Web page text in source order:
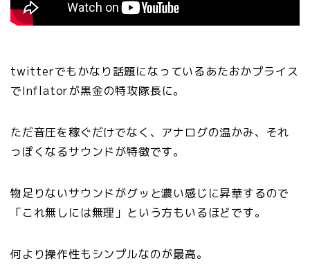
twitterでもかなり話題になっているあたおかプライス
でInflatorが黒金の特攻隊長に。
ただ音圧を稼ぐだけでなく、アナログの温かみ、それ
っぽくなるサウンドが特徴です。
物足りないサウンドがグッと濃い感じに昇華するので
「これ無しには無理」という方もいるほどです。
何より操作性もシンプルなのが最高。